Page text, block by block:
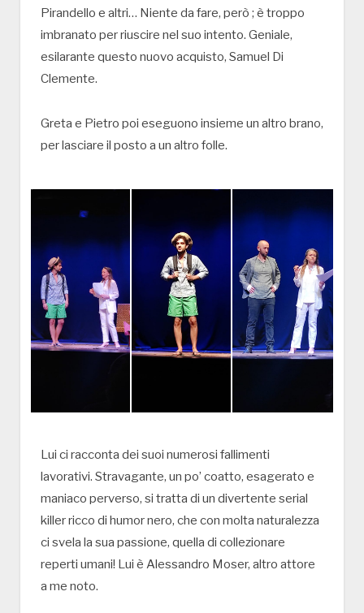
Pirandello e altri… Niente da fare, però ; è troppo
imbranato per riuscire nel suo intento. Geniale,
esilarante questo nuovo acquisto, Samuel Di
Clemente.
Greta e Pietro poi eseguono insieme un altro brano,
per lasciare il posto a un altro folle.
Lui ci racconta dei suoi numerosi fallimenti
lavorativi. Stravagante, un po’ coatto, esagerato e
maniaco perverso, si tratta di un divertente serial
killer ricco di humor nero, che con molta naturalezza
ci svela la sua passione, quella di collezionare
reperti umani! Lui è Alessandro Moser, altro attore
a me noto.